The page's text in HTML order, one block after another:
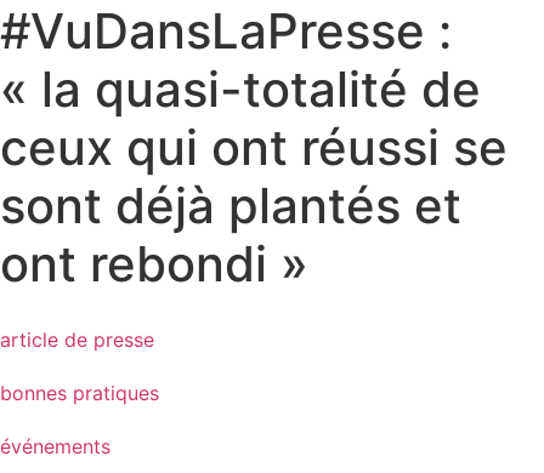
#VuDansLaPresse :
« la quasi-totalité de
ceux qui ont réussi se
sont déjà plantés et
ont rebondi »
article de presse
bonnes pratiques
événements